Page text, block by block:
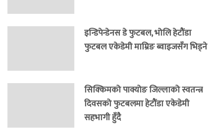
इन्डिपेन्डेनस डे फुटबल, भोलि हेटौंडा
फुटबल एकेडेमी माम्रिङ ब्वाइजसँग भिड्ने
सिक्किमको पाक्योङ जिल्लाको स्वतन्त्र
दिवसको फुटबलमा हेटौंडा एकेडेमी
सहभागी हुँदै